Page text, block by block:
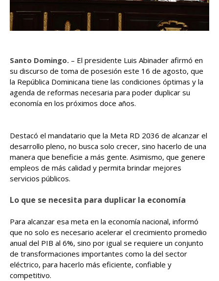
Santo Domingo. – El presidente Luis Abinader afirmó en
su discurso de toma de posesión este 16 de agosto, que
la República Dominicana tiene las condiciones óptimas y la
agenda de reformas necesaria para poder duplicar su
economía en los próximos doce años.
Destacó el mandatario que la Meta RD 2036 de alcanzar el
desarrollo pleno, no busca solo crecer, sino hacerlo de una
manera que beneficie a más gente. Asimismo, que genere
empleos de más calidad y permita brindar mejores
servicios públicos.
Lo que se necesita para duplicar la economía
Para alcanzar esa meta en la economía nacional, informó
que no solo es necesario acelerar el crecimiento promedio
anual del PIB al 6%, sino por igual se requiere un conjunto
de transformaciones importantes como la del sector
eléctrico, para hacerlo más eficiente, confiable y
competitivo.